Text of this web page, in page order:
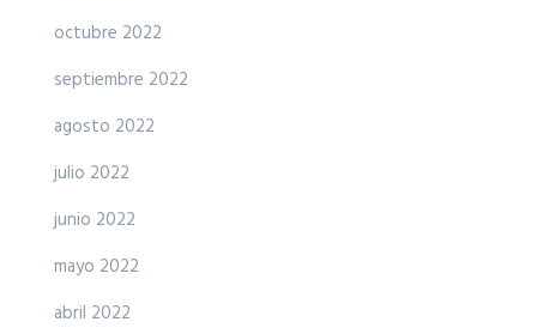
octubre 2022
septiembre 2022
agosto 2022
julio 2022
junio 2022
mayo 2022
abril 2022